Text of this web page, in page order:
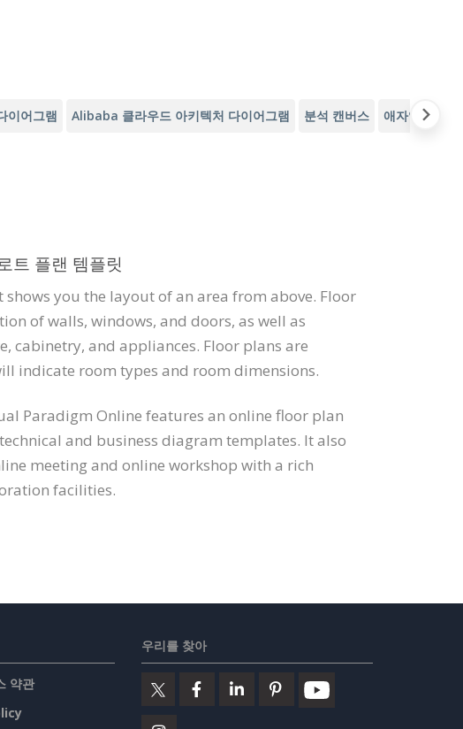
이어그램 Alibaba 클라우드 아키텍처 다이어그램 분석 캔버스 애자일 분석
트 플랜 템플릿
you the layout of an area from above. Floor
of walls, windows, and doors, as well as
cabinetry, and appliances. Floor plans are
indicate room types and room dimensions.
Paradigm Online features an online floor plan
and business diagram templates. It also
meeting and online workshop with a rich
facilities.
약관
우리를 찾아